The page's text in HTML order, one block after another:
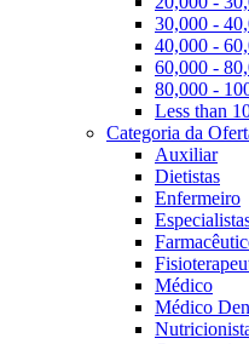
30,000 -
40,000 -
60,000 -
80,000 -
Less than
Categoria da
Auxiliar
Dietistas
Enfermeiro
Médico
Médico